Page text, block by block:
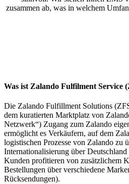
zusammen ab, was in welchem
Was ist Zalando Fulfilment Service
Die Zalando Fulfillment Solutions
dem kuratierten Marktplatz von
Netzwerk“) Zugang zum Zalando
ermöglicht es Verkäufern, auf dem
logistischen Prozesse von Zalando zu
Internationalisierung über
Kunden profitieren von zusätzlichem
Bestellungen über verschiedene
Rücksendungen).